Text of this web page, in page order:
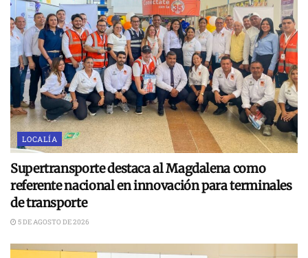
LOCALÍA
Supertransporte destaca al Magdalena como
referente nacional en innovación para terminales
de transporte
5 DE AGOSTO DE 2026